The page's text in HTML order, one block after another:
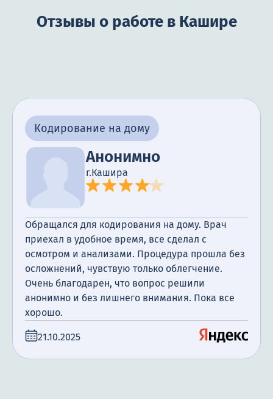
Отзывы о работе в Кашире
Кодирование на дому
Анонимно
г.Кашира
Обращался для кодирования на дому. Врач
приехал в удобное время, все сделал с
осмотром и анализами. Процедура прошла без
осложнений, чувствую только облегчение.
Очень благодарен, что вопрос решили
анонимно и без лишнего внимания. Пока все
хорошо.
21.10.2025